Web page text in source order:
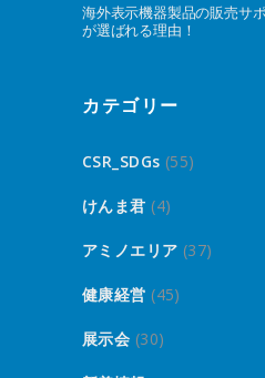
海外表示機器製品の販売サ
が選ばれる理由！
カテゴリー
CSR_SDGs (55)
けんま君 (4)
アミノエリア (37)
健康経営 (45)
展示会 (30)